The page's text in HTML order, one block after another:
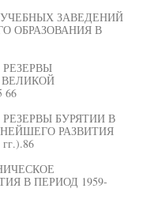
ЗАВЕДЕНИЙ
ОБРАЗОВАНИЯ В
66
БУРЯТИИ В
РАЗВИТИЯ
В ПЕРИОД 1959-